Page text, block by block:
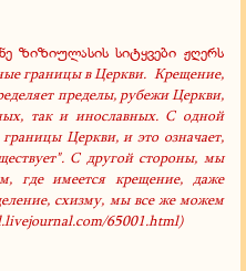
ზიზიულასის სიტყვები ჟღერს
границы в Церкви. Крещение,
пределы, рубежиЦеркви,
так и инославных. С одной
Церкви, и это означает,
". С другой стороны, мы
где имеется крещение, даже
схизму, мы все же можем
65001.html)